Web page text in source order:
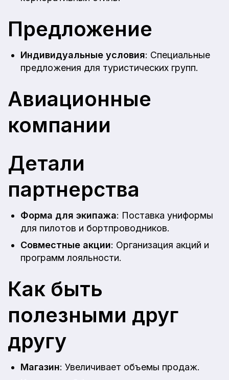
Предложение
Индивидуальные условия: Специальные
предложения для туристических групп.
Авиационные
компании
Детали
партнерства
Форма для экипажа: Поставка униформы
для пилотов и бортпроводников.
Совместные акции: Организация акций и
программ лояльности.
Как быть
полезными друг
другу
Магазин: Увеличивает объемы продаж.